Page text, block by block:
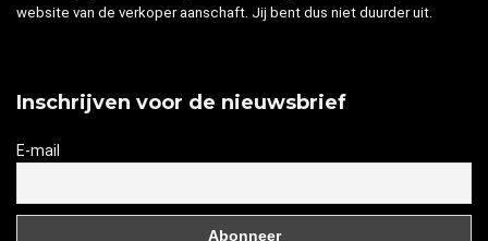
website van de verkoper aanschaft. Jij bent dus niet duurder uit.
Inschrijven voor de nieuwsbrief
E-mail